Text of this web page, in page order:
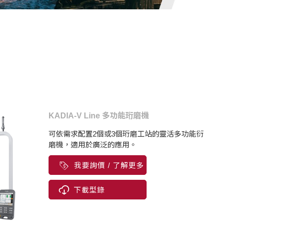
KADIA-V Line 多功能珩磨機
可依需求配置2個或3個珩磨工站的靈活多功能衍
磨機，適用於廣泛的應用。
我要詢價 / 了解更多
下載型錄